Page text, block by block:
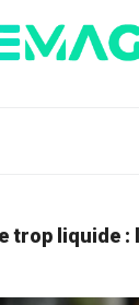
trop liquide :